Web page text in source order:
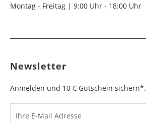
Montag - Freitag | 9:00 Uhr - 18:00 Uhr
Newsletter
Anmelden und 10 € Gutschein sichern*.
Ihre E-Mail Adresse